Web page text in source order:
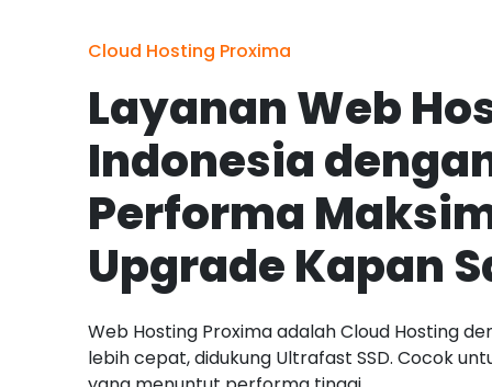
Cloud Hosting Proxima
Layanan Web
Indonesia
Performa
Upgrade Kapan
Web Hosting Proxima adalah Cloud Hosting
lebih cepat, didukung Ultrafast SSD. Cocok